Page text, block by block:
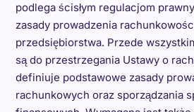
podlega ścisłym regulacjom
zasady prowadzenia
przedsiębiorstwa. Przede
są do przestrzegania Ustawy o
definiuje podstawowe zasady
rachunkowych oraz sporządzania